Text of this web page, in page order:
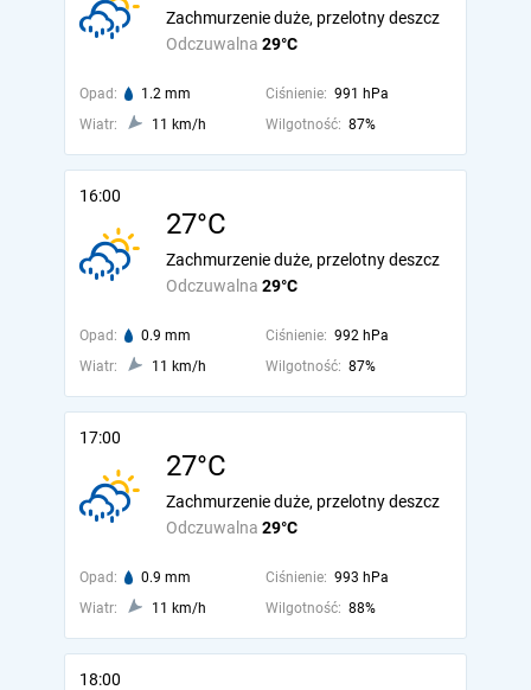
Odczuwalna 29°C
Zachmurzenie duże, przelotny deszcz
Opad: 1.2 mm Ciśnienie: 991 hPa
Wiatr:
11 km/h Wilgotność: 87%
16:00
27°C
Odczuwalna 29°C
Zachmurzenie duże, przelotny deszcz
Opad: 0.9 mm Ciśnienie: 992 hPa
Wiatr:
11 km/h Wilgotność: 87%
17:00
27°C
Odczuwalna 29°C
Zachmurzenie duże, przelotny deszcz
Opad: 0.9 mm Ciśnienie: 993 hPa
Wiatr:
11 km/h Wilgotność: 88%
18:00